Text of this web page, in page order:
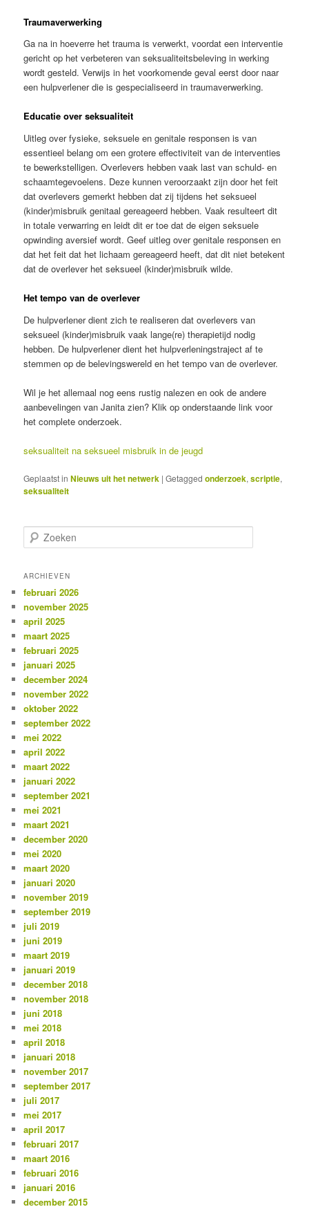
Traumaverwerking
Ga na in hoeverre het trauma is verwerkt, voordat een interventie
gericht op het verbeteren van seksualiteitsbeleving in werking
wordt gesteld. Verwijs in het voorkomende geval eerst door naar
een hulpverlener die is gespecialiseerd in traumaverwerking.
Educatie over seksualiteit
Uitleg over fysieke, seksuele en genitale responsen is van
essentieel belang om een grotere effectiviteit van de interventies
te bewerkstelligen. Overlevers hebben vaak last van schuld- en
schaamtegevoelens. Deze kunnen veroorzaakt zijn door het feit
dat overlevers gemerkt hebben dat zij tijdens het seksueel
(kinder)misbruik genitaal gereageerd hebben. Vaak resulteert dit
in totale verwarring en leidt dit er toe dat de eigen seksuele
opwinding aversief wordt. Geef uitleg over genitale responsen en
dat het feit dat het lichaam gereageerd heeft, dat dit niet betekent
dat de overlever het seksueel (kinder)misbruik wilde.
Het tempo van de overlever
De hulpverlener dient zich te realiseren dat overlevers van
seksueel (kinder)misbruik vaak lange(re) therapietijd nodig
hebben. De hulpverlener dient het hulpverleningstraject af te
stemmen op de belevingswereld en het tempo van de overlever.
Wil je het allemaal nog eens rustig nalezen en ook de andere
aanbevelingen van Janita zien? Klik op onderstaande link voor
het complete onderzoek.
seksualiteit na seksueel misbruik in de jeugd
Geplaatst in Nieuws uit het netwerk |Getagged onderzoek,scriptie,
seksualiteit
o
k
n
ARCHIEVEN
februari 2026
november 2025
april 2025
maart 2025
februari 2025
januari 2025
december 2024
november 2022
oktober 2022
september 2022
mei 2022
april 2022
maart 2022
januari 2022
september 2021
mei 2021
maart 2021
december 2020
mei 2020
maart 2020
januari 2020
november 2019
september 2019
juli 2019
juni 2019
maart 2019
januari 2019
december 2018
november 2018
juni 2018
mei 2018
april 2018
januari 2018
november 2017
september 2017
juli 2017
mei 2017
april 2017
februari 2017
maart 2016
februari 2016
januari 2016
december 2015